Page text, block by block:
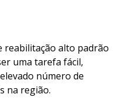
reabilitação alto padrão
uma tarefa fácil,
número de
na região.